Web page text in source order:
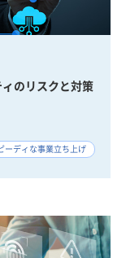
ィのリスクと対策
ーディな事業立ち上げ